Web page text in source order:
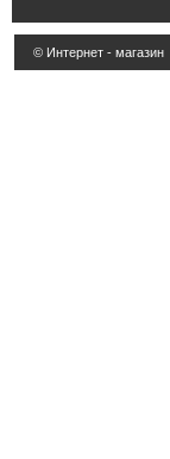
© Интернет - магазин